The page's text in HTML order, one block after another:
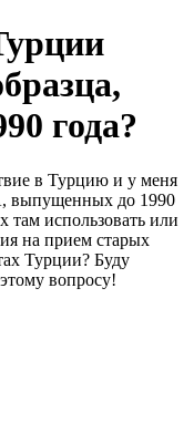
года?
в Турцию и у меня
выпущенных до 1990
там использовать или
на прием старых
Турции? Буду
вопросу!